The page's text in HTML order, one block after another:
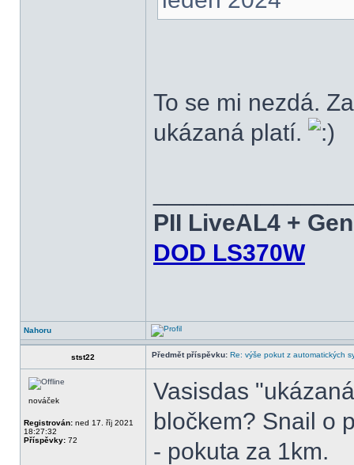
To se mi nezdá.
ukázaná platí.
PII LiveAL4 +
DOD LS370W
Nahoru
stst22 Předmět příspěvku: Re: výše pokut z automatických
nováček
Registrován: ned 17. říj 2021
18:27:32
Příspěvky: 72
Vasisdas
bločkem? Snail o
- pokuta za 1km.